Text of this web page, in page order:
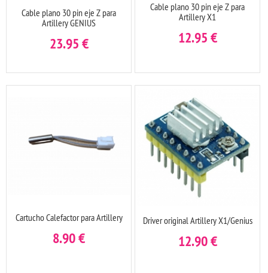
Cable plano 30 pin eje Z para
Artillery GENIUS
23.95€
Cable plano 30 pin eje Z para
Artillery X1
12.95€
Cartucho Calefactor para Artillery
8.90€
Driver original Artillery X1/Genius
12.90€